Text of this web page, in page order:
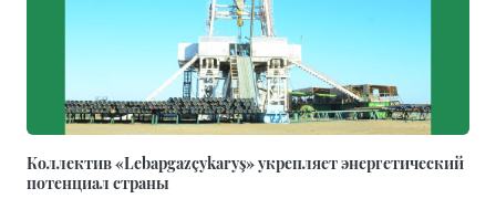
Коллектив «Lebapgazçykaryş» укрепляет энергетический
потенциал страны